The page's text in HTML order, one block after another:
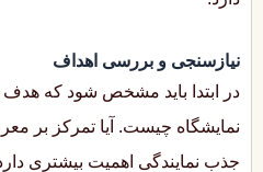
نیازسنجی و بررسی اهداف
در ابتدا باید مشخص شود که
نمایشگاه چیست. آیا تمرکز بر
جذب نمایندگی اهمیت بیشتری